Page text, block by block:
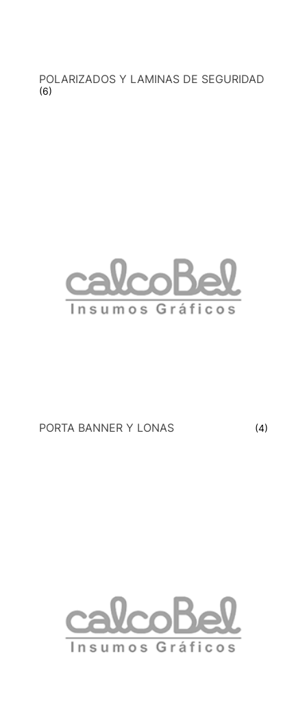
POLARIZADOS Y LAMINAS DE SEGURIDAD
(6)
PORTA BANNER Y LONAS (4)